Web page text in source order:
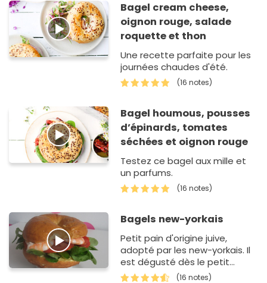
Bagel cream cheese,
oignon rouge, salade
roquette et thon
Une recette parfaite pour les
journées chaudes d'été.
(16 notes)
Bagel houmous, pousses
d’épinards, tomates
séchées et oignon rouge
Testez ce bagel aux mille et
un parfums.
(16 notes)
Bagels new-yorkais
Petit pain d'origine juive,
adopté par les new-yorkais. Il
est dégusté dès le petit
déjeuner.
(16 notes)